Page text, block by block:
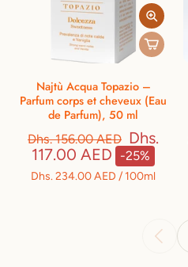
Najtù Acqua Topazio –
Parfum corps et cheveux (Eau
de Parfum), 50 ml
Dhs. 156.00 AED Dhs.
117.00 AED
-25%
Dhs. 234.00 AED / 100ml